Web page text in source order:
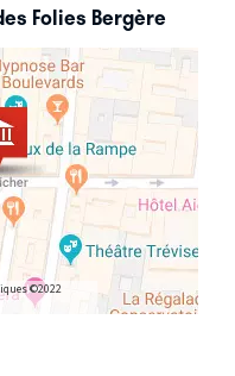
Folies Bergère
©2022